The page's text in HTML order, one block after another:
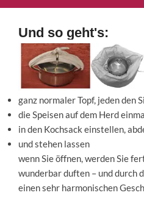
Und so geht's:
ganz normaler Topf, jeden den
die Speisen auf dem Herd
in den Kochsack einstellen,
und stehen lassen
wenn Sie öffnen, werden Sie
wunderbar duften – und durch
einen sehr harmonischen